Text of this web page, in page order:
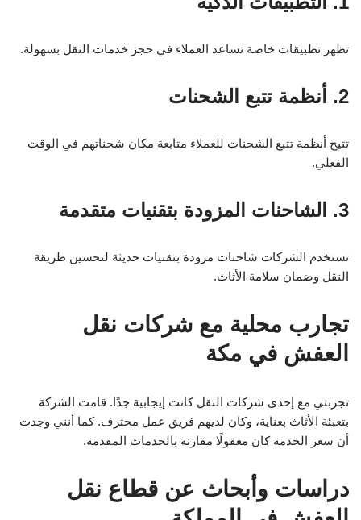
تظهر تطبيقات خاصة تساعد العملاء في حجز خدمات النقل بسهولة.
2. أنظمة تتبع الشحنات
تتيح أنظمة تتبع الشحنات للعملاء متابعة مكان شحناتهم في الوقت
الفعلي.
3. الشاحنات المزودة بتقنيات متقدمة
تستخدم الشركات شاحنات مزودة بتقنيات حديثة لتحسين طريقة
النقل وضمان سلامة الأثاث.
تجارب محلية مع شركات نقل
العفش في مكة
تجربتي مع إحدى شركات النقل كانت إيجابية جدًا. قامت الشركة
بتعبئة الأثاث بعناية، وكان لديهم فريق عمل محترف. كما أنني وجدت
أن سعر الخدمة كان معقولًا مقارنة بالخدمات المقدمة.
دراسات وأبحاث عن قطاع نقل